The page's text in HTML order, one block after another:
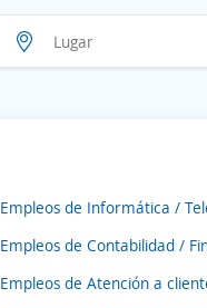
Empleos de Informática /
Empleos de Contabilidad /
Empleos de Atención a